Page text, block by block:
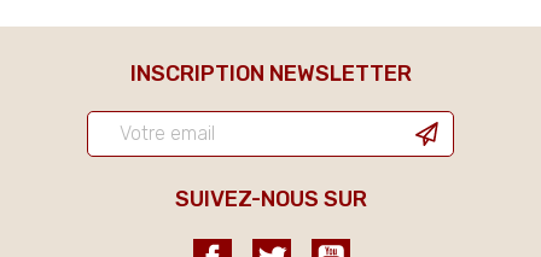
INSCRIPTION NEWSLETTER
SUIVEZ-NOUS SUR
FacebookTwitter